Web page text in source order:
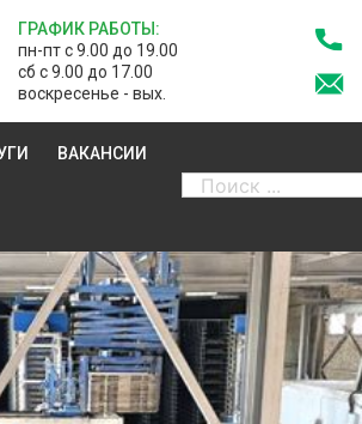
ГРАФИК РАБОТЫ:
пн-пт с 9.00 до 19.00
сб с 9.00 до 17.00
воскресенье - вых.
ВАКАНСИИ